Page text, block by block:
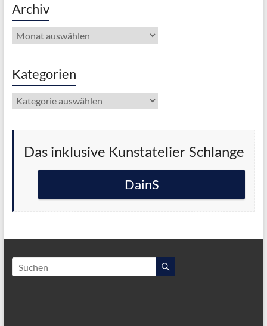
Archiv
Archiv
Kategorien
Kategorien
Das inklusive Kunstatelier Schlange
DainS